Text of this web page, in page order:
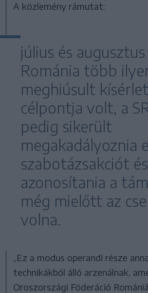
A közlemény rámutat:
július és
Románia több
meghiúsult kísérlet
célpontja volt, a
pedig sikerült
megakadályoznia
szabotázsakciót és
azonosítania a
még mielőtt az
volna.
„Ez a modus operandi része
technikákból álló arzenálnak,
Oroszországi Föderáció